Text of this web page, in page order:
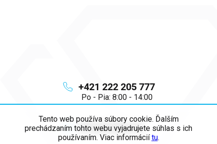
Tento web používa súbory cookie. Ďalším
prechádzaním tohto webu vyjadrujete súhlas s ich
používaním. Viac informáciítu.
info@majya.sk
+421 222 205 777
Po - Pia: 8:00 - 14:00